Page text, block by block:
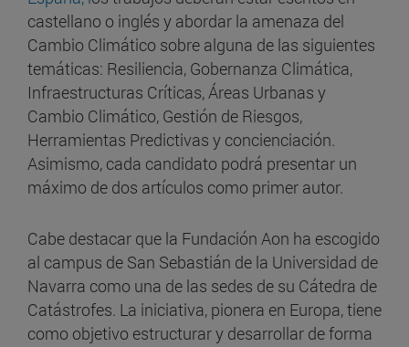
castellano o inglés y abordar la amenaza del
Cambio Climático sobre alguna de las siguientes
temáticas: Resiliencia, Gobernanza Climática,
Infraestructuras Críticas, Áreas Urbanas y
Cambio Climático, Gestión de Riesgos,
Herramientas Predictivas y concienciación.
Asimismo, cada candidato podrá presentar un
máximo de dos artículos como primer autor.
Cabe destacar que la Fundación Aon ha escogido
al campus de San Sebastián de la Universidad de
Navarra como una de las sedes de su Cátedra de
Catástrofes. La iniciativa, pionera en Europa, tiene
como objetivo estructurar y desarrollar de forma